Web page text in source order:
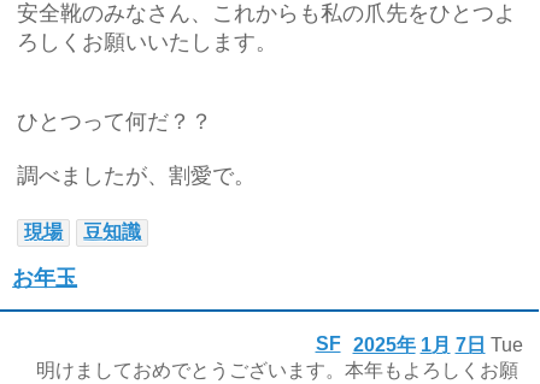
安全靴のみなさん、これからも私の爪先をひとつよ
ろしくお願いいたします。
ひとつって何だ？？
調べましたが、割愛で。
現場 豆知識
お年玉
2025年 1月 7日 Tue
SF
明けましておめでとうございます。本年もよろしくお願